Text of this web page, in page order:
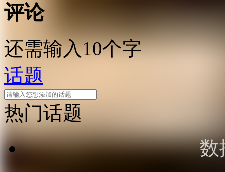
评论
还需输入10个字
话题
热门话题
数